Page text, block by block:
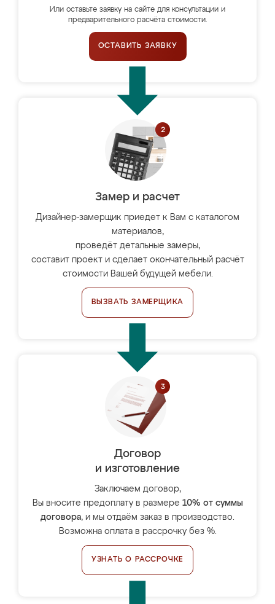
Или оставьте заявку на сайте для консультации и
предварительного расчёта стоимости.
ОСТАВИТЬ ЗАЯВКУ
Замер и расчет
Дизайнер-замерщик приедет к Вам с каталогом
материалов,
проведёт детальные замеры,
составит проект и сделает окончательный расчёт
стоимости Вашей будущей мебели.
ВЫЗВАТЬ ЗАМЕРЩИКА
Договор
и изготовление
Заключаем договор,
Вы вносите предоплату в размере 10% от суммы
договора, и мы отдаём заказ в производство.
Возможна оплата в рассрочку без %.
УЗНАТЬ О РАССРОЧКЕ